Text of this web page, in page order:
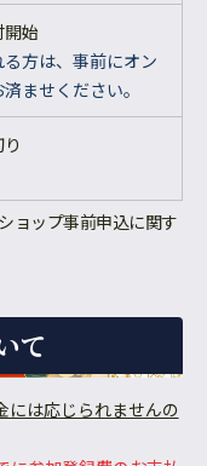
始
方は、事前にオン
ませください。
ョップ事前申込に関す
て
には応じられませんの